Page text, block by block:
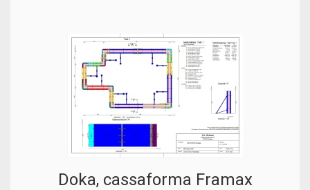
Doka, cassaforma Framax